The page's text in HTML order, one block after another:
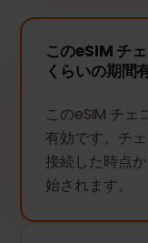
このeSIM チ
くらいの期間
このeSIM チェ
有効です。チ
接続した時点
始されます。